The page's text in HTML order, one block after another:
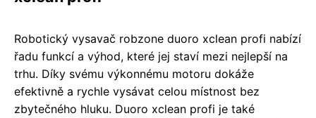
Robotický vysavač robzone duoro xclean profi nabízí
řadu funkcí a výhod, které jej staví mezi nejlepší na
trhu. Díky svému výkonnému motoru dokáže
efektivně a rychle vysávat celou místnost bez
zbytečného hluku. Duoro xclean profi je také